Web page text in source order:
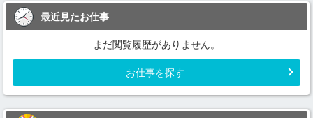
最近見たお仕事
まだ閲覧履歴がありません。
お仕事を探す